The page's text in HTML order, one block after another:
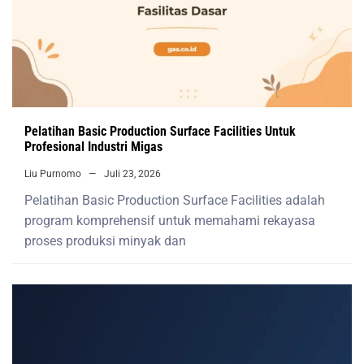
Pelatihan Basic Production Surface Facilities Untuk
Profesional Industri Migas
Liu Purnomo Juli 23, 2026
Pelatihan Basic Production Surface Facilities adalah
program komprehensif untuk memahami rekayasa
proses produksi minyak dan